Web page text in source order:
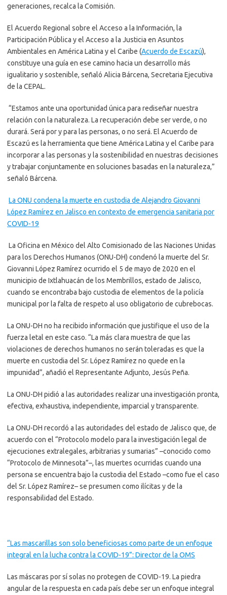
generaciones, recalca la Comisión.
El Acuerdo Regional sobre el Acceso a la Información, la
Participación Pública y el Acceso a la Justicia en Asuntos
Ambientales en América Latina y el Caribe (Acuerdo de Escazú),
constituye una guía en ese camino hacia un desarrollo más
igualitario y sostenible, señaló Alicia Bárcena, Secretaria Ejecutiva
de la CEPAL.
“Estamos ante una oportunidad única para rediseñar nuestra
relación con la naturaleza. La recuperación debe ser verde, o no
durará. Será por y para las personas, o no será. El Acuerdo de
Escazú es la herramienta que tiene América Latina y el Caribe para
incorporar a las personas y la sostenibilidad en nuestras decisiones
y trabajar conjuntamente en soluciones basadas en la naturaleza,”
señaló Bárcena.
La ONU condena la muerte en custodia de Alejandro Giovanni
López Ramírez en Jalisco en contexto de emergencia sanitaria por
COVID-19
La Oficina en México del Alto Comisionado de las Naciones Unidas
para los Derechos Humanos (ONU-DH) condenó la muerte del Sr.
Giovanni López Ramírez ocurrido el 5 de mayo de 2020 en el
municipio de Ixtlahuacán de los Membrillos, estado de Jalisco,
cuando se encontraba bajo custodia de elementos de la policía
municipal por la falta de respeto al uso obligatorio de cubrebocas.
La ONU-DH no ha recibido información que justifique el uso de la
fuerza letal en este caso. “La más clara muestra de que las
violaciones de derechos humanos no serán toleradas es que la
muerte en custodia del Sr. López Ramírez no quede en la
impunidad”, añadió el Representante Adjunto, Jesús Peña.
La ONU-DH pidió a las autoridades realizar una investigación pronta,
efectiva, exhaustiva, independiente, imparcial y transparente.
La ONU-DH recordó a las autoridades del estado de Jalisco que, de
acuerdo con el “Protocolo modelo para la investigación legal de
ejecuciones extralegales, arbitrarias y sumarias” –conocido como
“Protocolo de Minnesota”–, las muertes ocurridas cuando una
persona se encuentra bajo la custodia del Estado –como fue el caso
del Sr. López Ramírez– se presumen como ilícitas y de la
responsabilidad del Estado.
“Las mascarillas son solo beneficiosas como parte de un enfoque
integral en la lucha contra la COVID-19”: Director de la OMS
Las máscaras por sí solas no protegen de COVID-19. La piedra
angular de la respuesta en cada país debe ser un enfoque integral